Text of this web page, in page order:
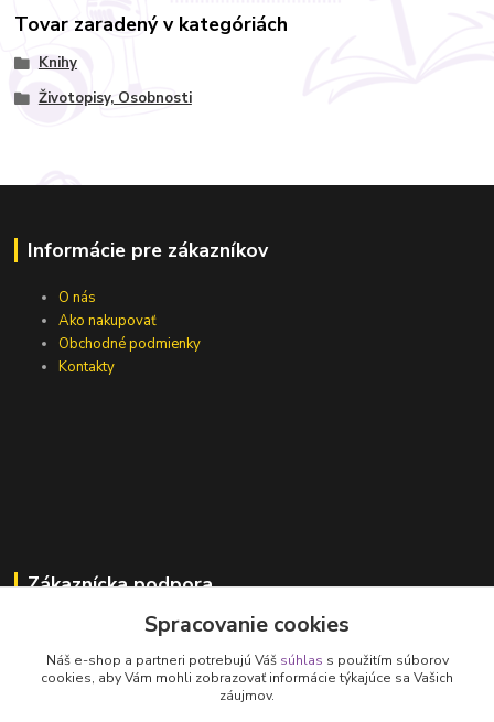
Tovar zaradený v kategóriách
Knihy
Životopisy, Osobnosti
Informácie pre zákazníkov
O nás
Ako nakupovať
Obchodné podmienky
Kontakty
Zákaznícka podpora
Jana Vajcíková
+421 918 593 760
(Po-Pia, 7:30-15:30 hod.)
Spracovanie cookies
Náš e-shop a partneri potrebujú Váš súhlas s použitím súborov
cookies, aby Vám mohli zobrazovať informácie týkajúce sa Vašich
záujmov.